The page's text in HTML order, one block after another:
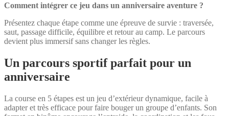
Comment intégrer ce jeu dans un anniversaire aventure ?
Présentez chaque étape comme une épreuve de survie : traversée,
saut, passage difficile, équilibre et retour au camp. Le parcours
devient plus immersif sans changer les règles.
Un parcours sportif parfait pour un
anniversaire
La course en 5 étapes est un jeu d’extérieur dynamique, facile à
adapter et très efficace pour faire bouger un groupe d’enfants. Son